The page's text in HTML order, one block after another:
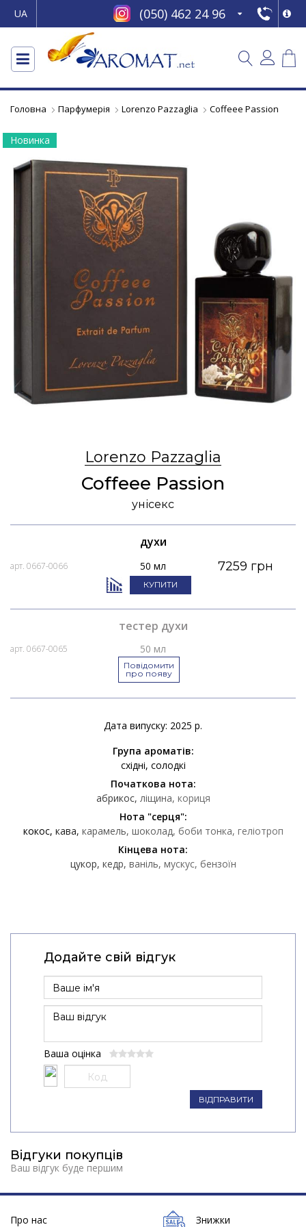
UA (050) 462 24 96
Головна Парфумерія Lorenzo Pazzaglia Coffeee Passion
Новинка
Lorenzo Pazzaglia
Coffeee Passion
унісекс
духи
арт. 0667-0066 50 мл 7259 грн
КУПИТИ
тестер духи
арт. 0667-0065 50 мл
Повідомити
про появу
Дата випуску: 2025 р.
Група ароматів:
східні солодкі
Початкова нота:
абрикос ліщина кориця
Нота "серця":
кокос кава карамель шоколад боби тонка геліотроп
Кінцева нота:
цукор кедр ваніль мускус бензоїн
Додайте свій відгук
Ваша оцінка
ВІДПРАВИТИ
Відгуки покупців
Ваш відгук буде першим
Про нас Знижки